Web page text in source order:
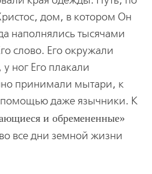
дом, в котором Он
наполнялись тысячами
слово. Его окружали
ног Его плакали
принимали мытари, к
даже язычники. К
и обремененные
все дни земной жизни